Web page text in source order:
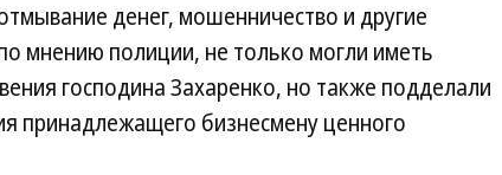
денег, мошенничество и другие
мнению полиции, не только могли иметь
господина Захаренко, но также подделали
принадлежащего бизнесмену ценного